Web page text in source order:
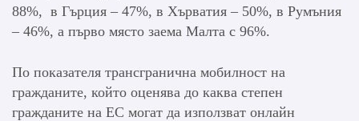
88%, в Гърция – 47%, в Хърватия – 50%, в Румъния
– 46%, а първо място заема Малта с 96%.
По показателя трансгранична мобилност на
гражданите, който оценява до каква степен
гражданите на ЕС могат да използват онлайн